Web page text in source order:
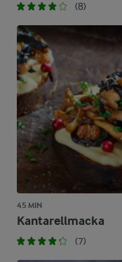
(8)
45 MIN
Kantarellmacka
(7)